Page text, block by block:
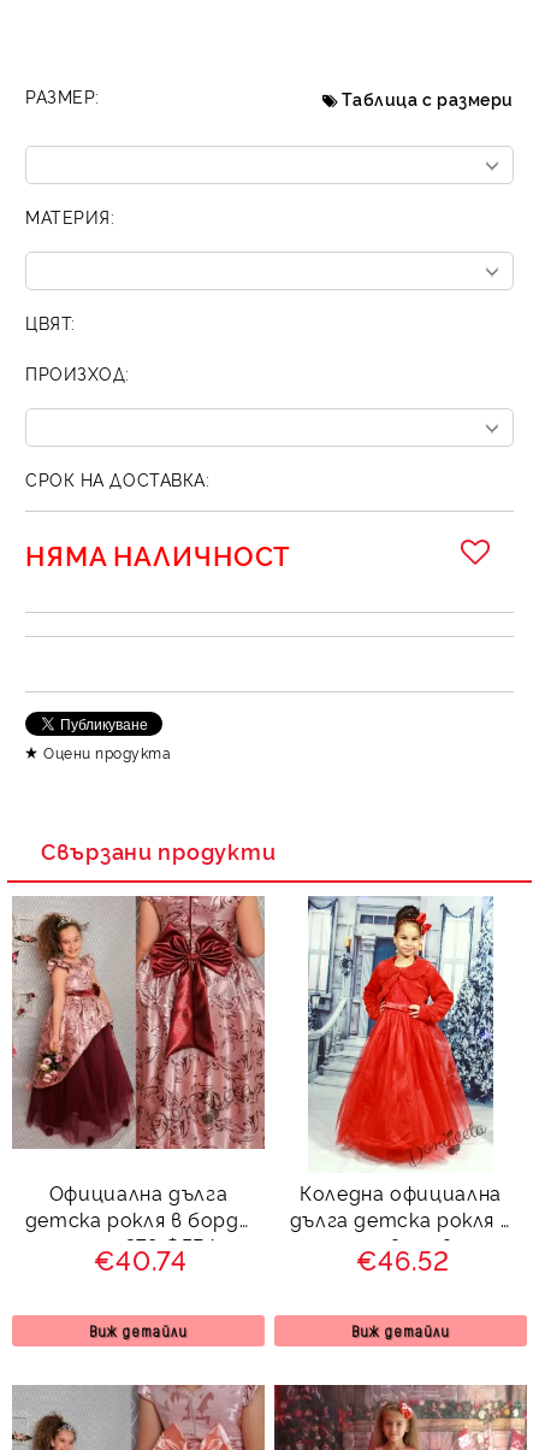
РАЗМЕР: Таблица с размери
МАТЕРИЯ:
ЦВЯТ:
ПРОИЗХОД:
СРОК НА ДОСТАВКА:
НЯМА НАЛИЧНОСТ
Оцени продукта
Свързани продукти
Официална дълга
детска рокля в бордо
с тюл 379 ФГВД
€40.74
Виж детайли
Коледна официална
дълга детска рокля с
дантела в червено с
обръч с пухкаво
€46.52
Виж детайли